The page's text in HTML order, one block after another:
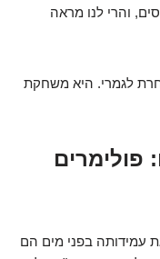
והרי לנו מראה
לגמרי. היא משחקת
פולימרים
עמידותה בפני מים הם